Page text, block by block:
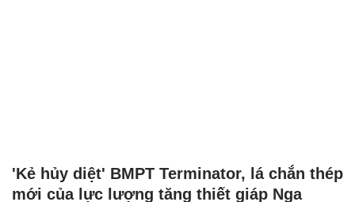
'Kẻ hủy diệt' BMPT Terminator, lá chắn thép
mới của lực lượng tăng thiết giáp Nga